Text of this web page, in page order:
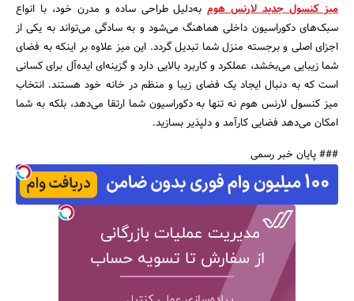
جستجو
میز کنسول جدید لارنس هومبه‌دلیل طراحی ساده و مدرن خود، با انواع
سبک‌های دکوراسیون داخلی هماهنگ می‌شود و به سادگی می‌تواند به یکی از
اجزای اصلی و برجسته منزل شما تبدیل گردد. این میز علاوه بر اینکه به فضای
شما زیبایی می‌بخشد، عملکرد و کاربرد بالایی دارد و گزینه‌ای ایده‌آل برای کسانی
است که به دنبال ایجاد یک فضای زیبا و منظم در خانه خود هستند. انتخاب
میز کنسول لارنس هوم نه تنها به دکوراسیون شما ارتقا می‌دهد، بلکه به شما
امکان می‌دهد فضایی کارآمد و دلپذیر بسازید.
### پایان خبر رسمی